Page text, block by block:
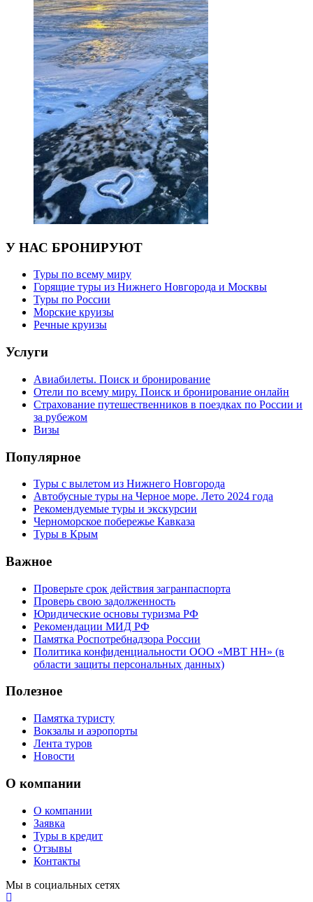
У НАС БРОНИРУЮТ
Туры по всему миру
Горящие туры из Нижнего Новгорода и Москвы
Туры по России
Морские круизы
Речные круизы
Услуги
Авиабилеты. Поиск и бронирование
Отели по всему миру. Поиск и бронирование онлайн
Страхование путешественников в поездках по России и
за рубежом
Визы
Популярное
Туры с вылетом из Нижнего Новгорода
Автобусные туры на Черное море. Лето 2024 года
Рекомендуемые туры и экскурсии
Черноморское побережье Кавказа
Туры в Крым
Важное
Проверьте срок действия загранпаспорта
Проверь свою задолженность
Юридические основы туризма РФ
Рекомендации МИД РФ
Памятка Роспотребнадзора России
Политика конфиденциальности ООО «МВТ НН» (в
области защиты персональных данных)
Полезное
Памятка туристу
Вокзалы и аэропорты
Лента туров
Новости
О компании
О компании
Заявка
Туры в кредит
Отзывы
Контакты
Мы в социальных сетях